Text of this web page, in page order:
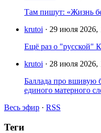
Там пишут: «Жизнь
krutoi · 29 июля 2026,
Ещё раз о "русской"
krutoi · 28 июля 2026,
Баллада про вшивую
единого матерного
Весь эфир · RSS
Теги